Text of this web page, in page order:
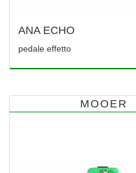
ANA ECHO
pedale effetto
MOOER